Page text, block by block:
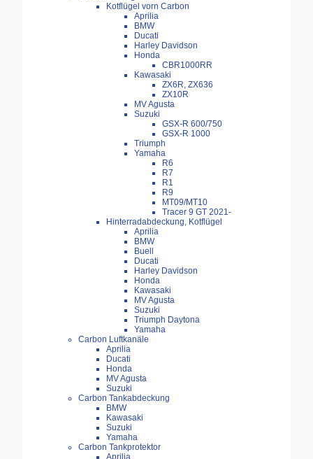
Kotflügel vorn Carbon
Aprilia
BMW
Ducati
Harley Davidson
Honda
CBR1000RR
Kawasaki
ZX6R, ZX636
ZX10R
MV Agusta
Suzuki
GSX-R 600/750
GSX-R 1000
Triumph
Yamaha
R6
R7
R1
R9
MT09/MT10
Tracer 9 GT 2021-
Hinterradabdeckung, Kotflügel
Aprilia
BMW
Buell
Ducati
Harley Davidson
Honda
Kawasaki
MV Agusta
Suzuki
Triumph Daytona
Yamaha
Carbon Luftkanäle
Aprilia
Ducati
Honda
MV Agusta
Suzuki
Carbon Tankabdeckung
BMW
Kawasaki
Suzuki
Yamaha
Carbon Tankprotektor
Aprilia